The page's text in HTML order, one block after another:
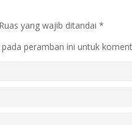
Ruas yang wajib ditandai *
peramban ini untuk